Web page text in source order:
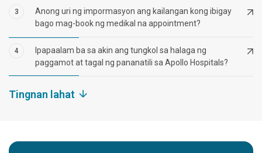
3
Anong uri ng impormasyon ang kailangan kong ibigay
bago mag-book ng medikal na appointment?
4
Ipapaalam ba sa akin ang tungkol sa halaga ng
paggamot at tagal ng pananatili sa Apollo Hospitals?
Tingnan lahat